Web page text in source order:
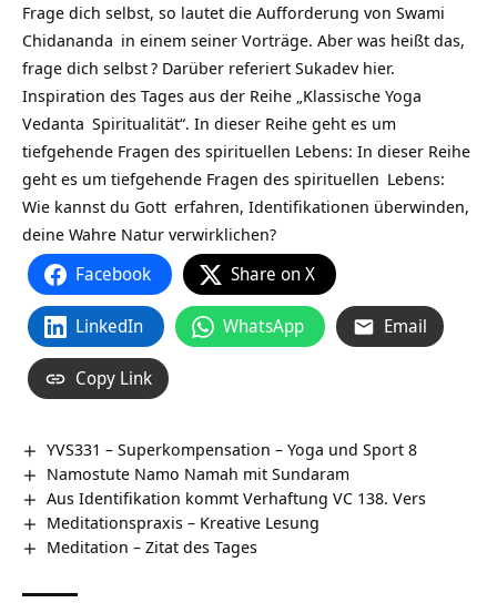
Frage dich selbst, so lautet die Aufforderung von Swami
Chidananda in einem seiner Vorträge. Aber was heißt das,
frage dich selbst? Darüber referiert Sukadev hier.
Inspiration des Tages aus der Reihe „Klassische Yoga
Vedanta Spiritualität“. In dieser Reihe geht es um
tiefgehende Fragen des spirituellen Lebens: In dieser Reihe
geht es um tiefgehende Fragen des spirituellen Lebens:
Wie kannst du Gott erfahren, Identifikationen überwinden,
deine Wahre Natur verwirklichen?
Facebook Share on X
LinkedIn WhatsApp Email
Copy Link
YVS331 – Superkompensation – Yoga und Sport 8
Namostute Namo Namah mit Sundaram
Aus Identifikation kommt Verhaftung VC 138. Vers
Meditationspraxis – Kreative Lesung
Meditation – Zitat des Tages